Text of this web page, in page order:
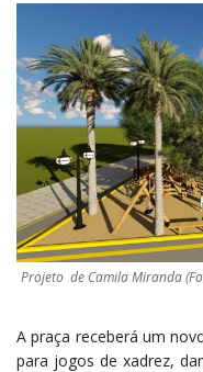
Projeto de Camila Miranda
A praça receberá um
para jogos de xadrez,